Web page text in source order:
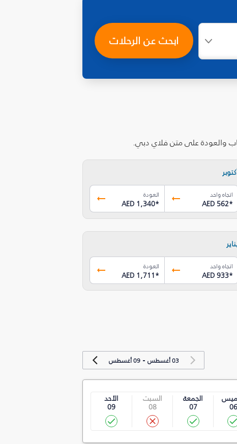
ابحث عن الرحلات
والعودة على متن فلاي دبي.
اتجاه واحد
AED 562*
العودة
AED 1,340*
اتجاه واحد
AED 933*
العودة
AED 1,711*
03 أغسطس -09 أغسطس
06
الجمعة
07
السبت
08
الأحد
09